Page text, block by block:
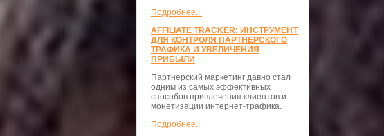
Подробнее...
AFFILIATE TRACKER: ИНСТРУМЕНТ
ДЛЯ КОНТРОЛЯ ПАРТНЕРСКОГО
ТРАФИКА И УВЕЛИЧЕНИЯ
ПРИБЫЛИ
Партнерский маркетинг давно стал
одним из самых эффективных
способов привлечения клиентов и
монетизации интернет-трафика.
Подробнее...